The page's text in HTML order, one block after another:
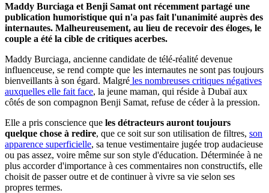
Maddy Burciaga et Benji Samat ont récemment partagé une
publication humoristique qui n'a pas fait l'unanimité auprès des
internautes. Malheureusement, au lieu de recevoir des éloges, le
couple a été la cible de critiques acerbes.
Maddy Burciaga, ancienne candidate de télé-réalité devenue
influenceuse, se rend compte que les internautes ne sont pas toujours
bienveillants à son égard. Malgré les nombreuses critiques négatives
auxquelles elle fait face, la jeune maman, qui réside à Dubaï aux
côtés de son compagnon Benji Samat, refuse de céder à la pression.
Elle a pris conscience que les détracteurs auront toujours
quelque chose à redire, que ce soit sur son utilisation de filtres, son
apparence superficielle, sa tenue vestimentaire jugée trop audacieuse
ou pas assez, voire même sur son style d'éducation. Déterminée à ne
plus accorder d'importance à ces commentaires non constructifs, elle
choisit de passer outre et de continuer à vivre sa vie selon ses
propres termes.